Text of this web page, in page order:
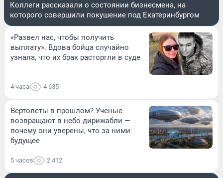
Коллеги рассказали о состоянии бизнесмена, на
которого совершили покушение под Екатеринбургом
«Развел нас, чтобы получить
выплату». Вдова бойца случайно
узнала, что их брак расторгли в суде
4 часа 4 635
Вертолеты в прошлом? Ученые
возвращают в небо дирижабли —
почему они уверены, что за ними
будущее
5 часов 2 412